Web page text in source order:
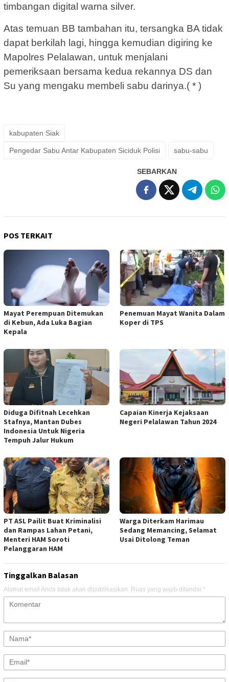
timbangan digital warna silver.
Atas temuan BB tambahan itu, tersangka BA tidak
dapat berkilah lagi, hingga kemudian digiring ke
Mapolres Pelalawan, untuk menjalani
pemeriksaan bersama kedua rekannya DS dan
Su yang mengaku membeli sabu darinya.( * )
kabupaten Siak
Pengedar Sabu Antar Kabupaten Siciduk Polisi sabu-sabu
SEBARKAN
POS TERKAIT
Mayat Perempuan Ditemukan
di Kebun, Ada Luka Bagian
Kepala
Penemuan Mayat Wanita Dalam
Koper di TPS
Diduga Difitnah Lecehkan
Stafnya, Mantan Dubes
Indonesia Untuk Nigeria
Tempuh Jalur Hukum
Capaian Kinerja Kejaksaan
Negeri Pelalawan Tahun 2024
PT ASL Pailit Buat Kriminalisi
dan Rampas Lahan Petani,
Menteri HAM Soroti
Pelanggaran HAM
Warga Diterkam Harimau
Sedang Memancing, Selamat
Usai Ditolong Teman
Tinggalkan Balasan
Alamat email Anda tidak akan dipublikasikan. Ruas yang wajib ditandai *